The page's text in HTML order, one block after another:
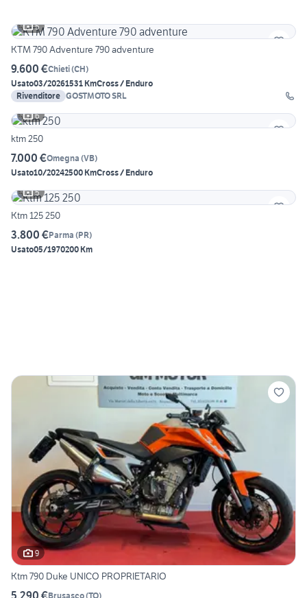
5
KTM 790 Adventure 790 adventure
9.600 €Chieti(CH)
Usato03/20261531 KmCross / Enduro
Rivenditore GOSTMOTO SRL
6
ktm 250
7.000 €Omegna (VB)
Usato10/20242500 KmCross / Enduro
5
Ktm 125 250
3.800 €Parma (PR)
Usato05/1970200 Km
9
Ktm 790 Duke UNICO PROPRIETARIO
Brusasco(TO)